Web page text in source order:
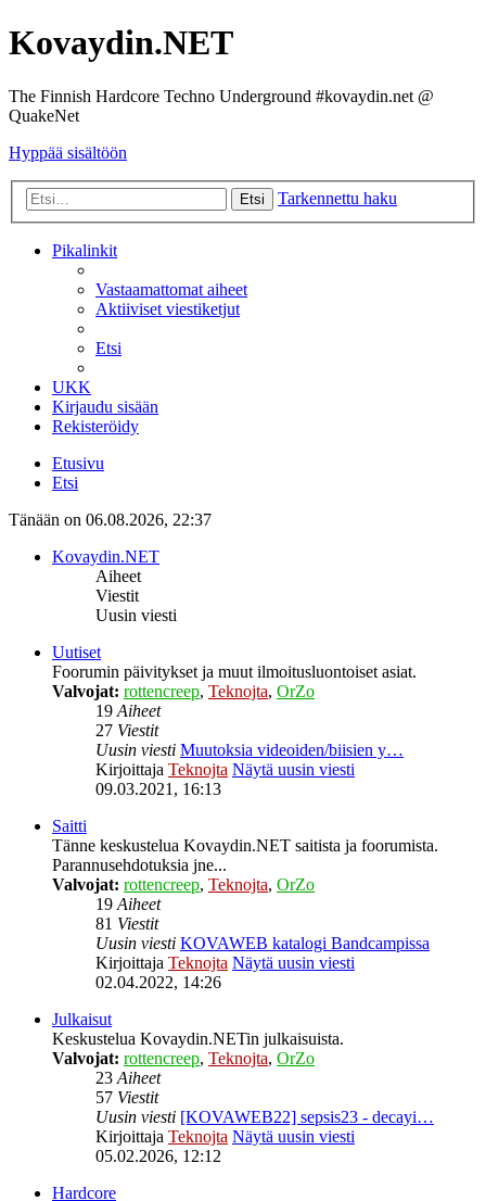
Kovaydin.NET
The Finnish Hardcore Techno Underground #kovaydin.net @
QuakeNet
Hyppää sisältöön
Etsi Tarkennettu haku
Pikalinkit
Vastaamattomat aiheet
Aktiiviset viestiketjut
Etsi
UKK
Kirjaudu sisään
Rekisteröidy
Etusivu
Etsi
Tänään on 06.08.2026, 22:37
Kovaydin.NET
Aiheet
Viestit
Uusin viesti
Uutiset
Foorumin päivitykset ja muut ilmoitusluontoiset asiat.
Valvojat: rottencreep, Teknojta, OrZo
19Aiheet
27 Viestit
Uusin viesti Muutoksia videoiden/biisien y…
Kirjoittaja Teknojta Näytä uusin viesti
09.03.2021, 16:13
Saitti
Tänne keskustelua Kovaydin.NET saitista ja foorumista.
Parannusehdotuksia jne...
Valvojat: rottencreep, Teknojta, OrZo
19Aiheet
81 Viestit
Uusin viesti KOVAWEB katalogi Bandcampissa
Kirjoittaja Teknojta Näytä uusin viesti
02.04.2022, 14:26
Julkaisut
Keskustelua Kovaydin.NETin julkaisuista.
Valvojat: rottencreep, Teknojta, OrZo
23Aiheet
57 Viestit
Uusin viesti [KOVAWEB22] sepsis23 - decayi…
Kirjoittaja Teknojta Näytä uusin viesti
05.02.2026, 12:12
Hardcore